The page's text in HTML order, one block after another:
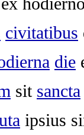
civitatibus
die
sit sancta
ipsius